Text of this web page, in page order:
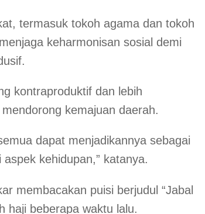
termasuk tokoh agama dan tokoh
keharmonisan sosial demi
kontraproduktif dan lebih
kemajuan daerah.
dapat menjadikannya sebagai
kehidupan,” katanya.
membacakan puisi berjudul “Jabal
haji beberapa waktu lalu.